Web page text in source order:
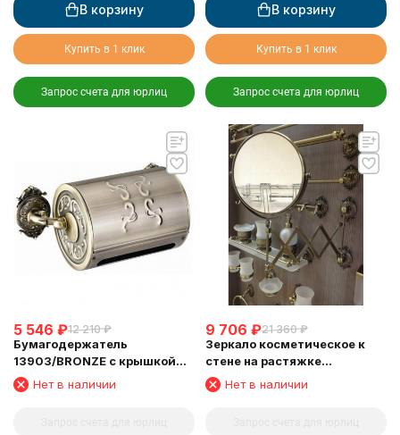
В корзину
Купить в 1 клик
Запрос счета для юрлиц
В корзину
Купить в 1 клик
Запрос счета для юрлиц
5 546 ₽12 210 ₽
Бумагодержатель
13903/BRONZE с крышкой
закрытый
Нет в наличии
9 706 ₽21 360 ₽
Зеркало косметическое к
стене на растяжке
(13992/BRONZE)
Нет в наличии